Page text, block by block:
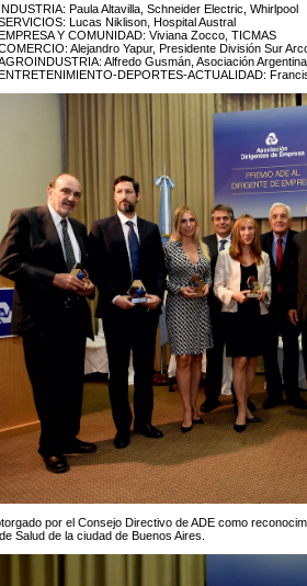
INDUSTRIA: Paula Altavilla, Schneider Electric, Whirlpool
Lucas Niklison, Hospital Austral
Y COMUNIDAD: Viviana Zocco, TICMAS
Alejandro Yapur, Presidente División Sur
Alfredo Gusmán, Asociación
DEPORTES-ACTUALIDAD:
por el Consejo Directivo de ADE como
Salud de la ciudad de Buenos Aires.